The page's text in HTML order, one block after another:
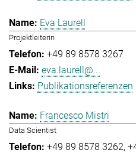
Eva Laurell
Projektleiterin
+49 89 8578 3267
eva.laurell@...
Publikationsreferenzen
Francesco Mistri
Data Scientist
+49 89 8578 3262